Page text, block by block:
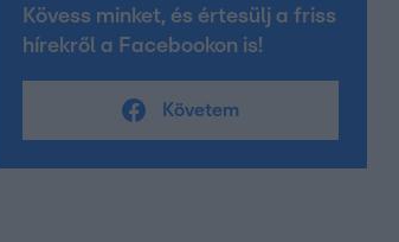
Kövess minket, és értesülj a friss
hírekről a Facebookon is!
Követem